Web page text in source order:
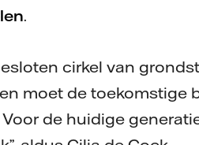
.
cirkel van
moet de toekomstige
de huidige